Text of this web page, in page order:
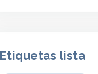
Etiquetas lista